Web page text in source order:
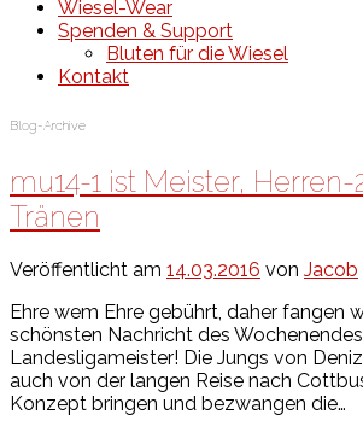
Wiesel-Wear
Spenden & Support
Bluten für die Wiesel
Kontakt
Blog-Archive
mu14-1 ist Meister,
Tränen
Veröffentlicht am 14.03.2016 von Jacob
Ehre wem Ehre gebührt, daher fangen
schönsten Nachricht des
Landesligameister! Die Jungs von
auch von der langen Reise nach
Konzept bringen und bezwangen die…